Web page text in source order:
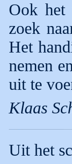
Ook
zoek
Het
nemen
uit te
Klaas
Uit het